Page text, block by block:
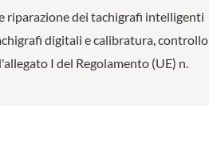
riparazione dei tachigrafi intelligenti
digitali e calibratura, controllo
I del Regolamento (UE) n.